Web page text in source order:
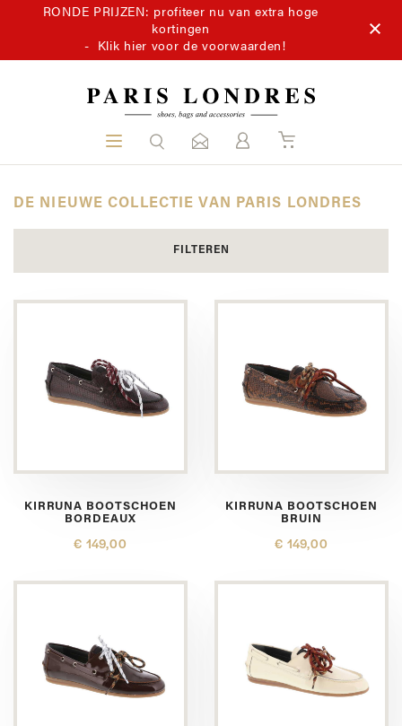
RONDE PRIJZEN: profiteer nu van extra hoge
kortingen
- Klik hier voor de voorwaarden!
DE NIEUWE COLLECTIE VAN PARIS LONDRES
FILTEREN
KIRRUNA BOOTSCHOEN
BORDEAUX
€ 149,00
KIRRUNA BOOTSCHOEN
BRUIN
€ 149,00